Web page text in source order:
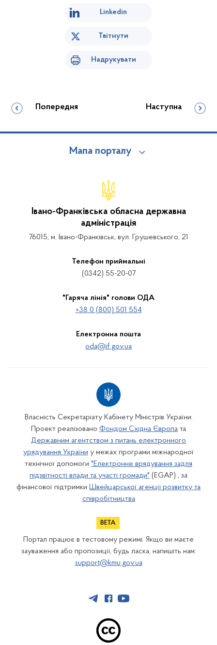
Linkedin
Твітнути
Надрукувати
Попередня Наступна
Мапа порталу
Івано-Франківська обласна державна
адміністрація
76015, м. Івано-Франківськ, вул. Грушевського, 21
Телефон приймальні
(0342) 55-20-07
"Гаряча лінія" голови ОДА
+38 0 (800) 501 554
Електронна пошта
oda@if.gov.ua
Власність Секретаріату Кабінету Міністрів України.
Проект реалізовано Фондом Східна Європа та
Державним агентством з питань електронного
урядування України у межах програми міжнародної
технічної допомоги "Електронне врядування задля
підзвітності влади та участі громади" (EGAP) , за
фінансової підтримки Швейцарської агенції розвитку та
співробітництва
Портал працює в тестовому режимі. Якщо ви маєте
зауваження або пропозиції, будь ласка, напишіть нам:
support@kmu.gov.ua